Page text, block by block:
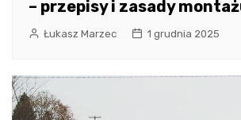
– przepisy i zasady
Łukasz Marzec 1 grudnia 2025